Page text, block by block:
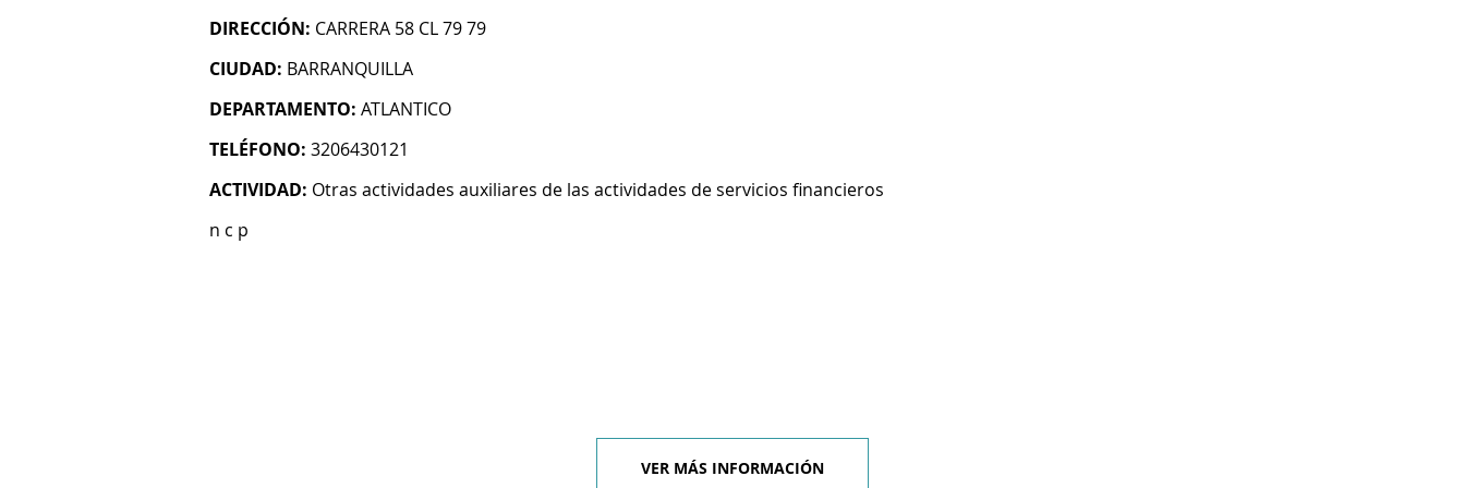
DIRECCIÓN: CARRERA 58 CL 79 79
CIUDAD: BARRANQUILLA
DEPARTAMENTO: ATLANTICO
TELÉFONO: 3206430121
ACTIVIDAD: Otras actividades auxiliares de las actividades de servicios financieros
n c p
VER MÁS INFORMACIÓN